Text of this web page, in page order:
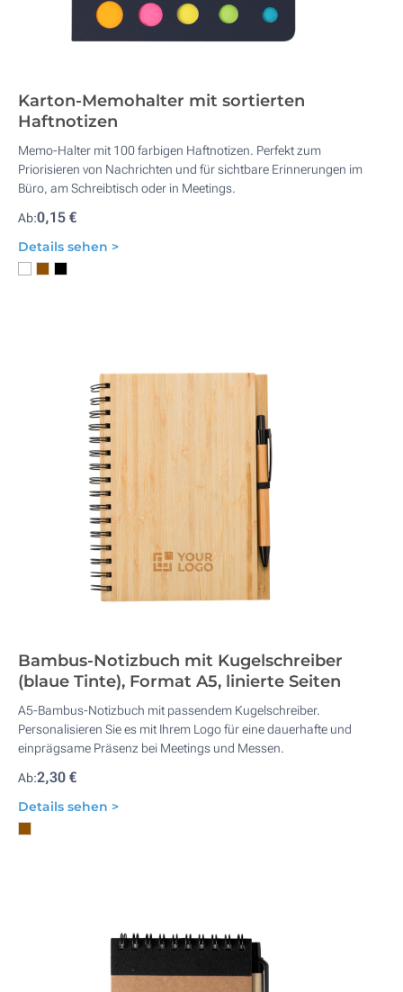
Karton-Memohalter mit sortierten
Haftnotizen
Memo-Halter mit 100 farbigen Haftnotizen. Perfekt zum
Priorisieren von Nachrichten und für sichtbare Erinnerungen im
Büro, am Schreibtisch oder in Meetings.
Ab:0,15 €
Details sehen >
Bambus-Notizbuch mit Kugelschreiber
(blaue Tinte), Format A5, linierte Seiten
A5-Bambus-Notizbuch mit passendem Kugelschreiber.
Personalisieren Sie es mit Ihrem Logo für eine dauerhafte und
einprägsame Präsenz bei Meetings und Messen.
Ab:2,30 €
Details sehen >